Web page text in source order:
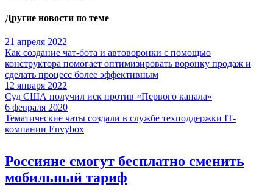
Другие новости по теме
21 апреля 2022
Как создание чат-бота и автоворонки с помощью
конструктора помогает оптимизировать воронку продаж и
сделать процесс более эффективным
12 января 2022
Суд США получил иск против «Первого канала»
6 февраля 2020
Тематические чаты создали в службе техподдержки IT-
компании Envybox
Россияне смогут бесплатно сменить
мобильный тариф